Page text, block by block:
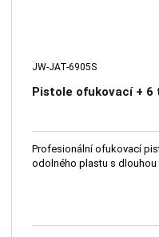
JW-JAT-6905S
Pistole ofukovací +
Profesionální ofukovací
odolného plastu s